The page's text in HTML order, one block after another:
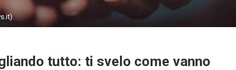
tutto: ti svelo come vanno